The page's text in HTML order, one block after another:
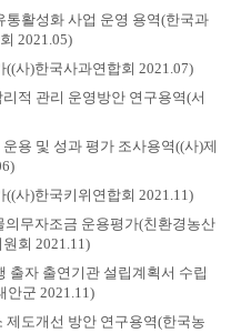
통활성화 사업 운영 용역(한국과
2021.05)
((사)한국사과연합회 2021.07)
적 관리 운영방안 연구용역(서
용 및 성과 평가 조사용역((사)제
((사)한국키위연합회 2021.11)
의무자조금 운용평가(친환경농산
회 2021.11)
출자 출연기관 설립계획서 수립
안군 2021.11)
제도개선 방안 연구용역(한국농